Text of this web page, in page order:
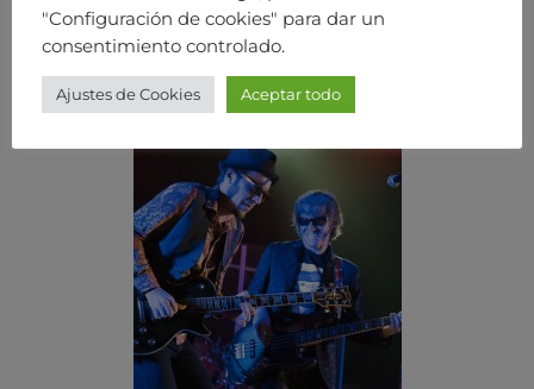
"Configuración de cookies" para dar un
consentimiento controlado.
Ajustes de Cookies Aceptar todo